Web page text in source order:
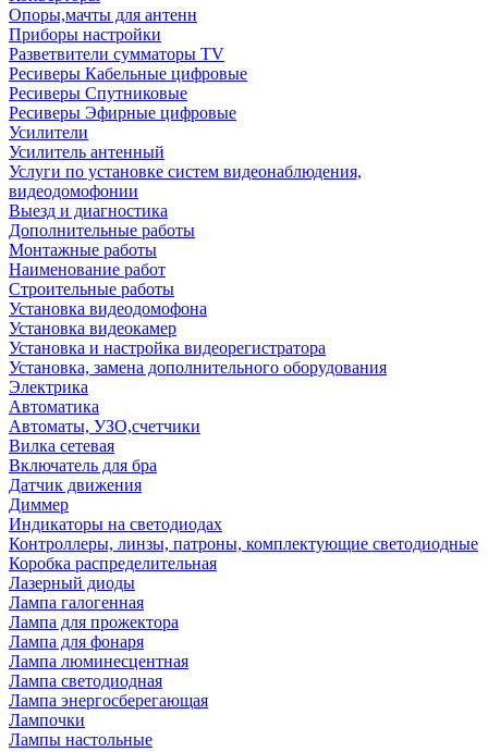
Опоры,мачты для антенн
Приборы настройки
Разветвители сумматоры TV
Ресиверы Кабельные цифровые
Ресиверы Спутниковые
Ресиверы Эфирные цифровые
Усилители
Усилитель антенный
Услуги по установке систем видеонаблюдения,
видеодомофонии
Выезд и диагностика
Дополнительные работы
Монтажные работы
Наименование работ
Строительные работы
Установка видеодомофона
Установка видеокамер
Установка и настройка видеорегистратора
Установка, замена дополнительного оборудования
Электрика
Автоматика
Автоматы, УЗО,счетчики
Вилка сетевая
Включатель для бра
Датчик движения
Диммер
Индикаторы на светодиодах
Контроллеры, линзы, патроны, комплектующие светодиодные
Коробка распределительная
Лазерный диоды
Лампа галогенная
Лампа для прожектора
Лампа для фонаря
Лампа люминесцентная
Лампа светодиодная
Лампа энергосберегающая
Лампочки
Лампы настольные